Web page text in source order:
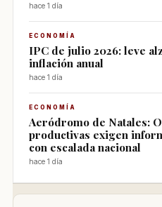
hace 1 día
ECONOMÍA
IPC de julio 2026: leve
inflación anual
hace 1 día
ECONOMÍA
Aeródromo de Natales:
productivas exigen
con escalada nacional
hace 1 día